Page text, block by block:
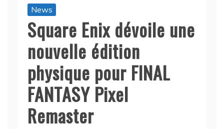
News
Square Enix dévoile une
nouvelle édition
physique pour FINAL
FANTASY Pixel
Remaster